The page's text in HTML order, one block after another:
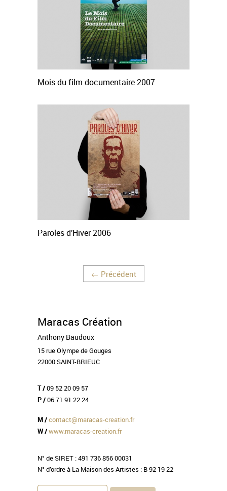
Mois du film documentaire 2007
Paroles d’Hiver 2006
← Précédent
Maracas Création
Anthony Baudoux
15 rue Olympe de Gouges
22000 SAINT-BRIEUC
T / 09 52 20 09 57
P / 06 71 91 22 24
M / contact@maracas-creation.fr
W / www.maracas-creation.fr
N° de SIRET : 491 736 856 00031
N° d’ordre à La Maison des Artistes : B 92 19 22